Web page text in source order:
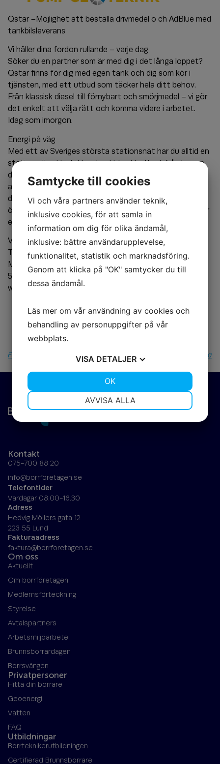
Qstar –Möjlighet att beställa drivmedel o ch AdBlue med
tankbilsleverans
Vi håller dina fordon rullande – varje dag
Söker du en partner som är med dig i det långa loppet?
Qstar finns för dig med egen tank och dig som kör i
tjänsten, med ett utbud som täcker hela ditt behov.
Från klassisk diesel till förnybart och smörjmedel – vi gör
det enkelt att välja rätt och komma vidare i arbetet.
Idag som imorgon.
Energi på väg
Med ett av Sveriges största stationsnät har du alltid en
station nära. Här hittar du ett brett utbud, från bensin,
diesel och biltvätt till HVO100, el och andra förnybara
alternativ. Qstars kortlösningar är framtaget för att ge
dig som företagare maximal kontroll, flexibilitet och
översikt – oavsett om du har en mindre verksamhet eller
en större fordonsflotta.
Vid en första kontakt nytt avtal:
Tommy Åström, Distriktsäljare Stockholm
Mail:
tommy.astrom@qstar.se , Telefon: +46 (0)8-
52400690
www.qstar.se
Föregående Nästa
Kontakt
075-700 88 20
info@borrforetagen.se
Telefontider
Vardagar 08.00-16.30
Adress
Hedvig Möllers gata 12
223 55 Lund
Fakturaadress
faktura@borrforetagen.se
Om oss
Aktuellt
Om borrföretagen
Medlemsförteckning
Styrelse
Avtalspartners
Arbetsmiljöarbete
Brunnsborrardagen
Borrsvängen
Privatpersoner
Hitta din borrare
Geoenergi
Vatten
FAQ
Utbildningar
Borrteknikerutbildningen
Certifierad Brunnsborrare
Samtycke till cookies
Vi och våra partners använder teknik,
inklusive cookies, för att samla in
information om dig för olika ändamål,
inklusive: bättre användarupplevelse,
funktionalitet, statistik och marknadsföring.
Genom att klicka på "OK" samtycker du till
dessa ändamål.
Läs mer om vår användning av cookies och
behandling av personuppgifter på vår
webbplats.
VISA DETALJER
AVVISA ALLA
OK